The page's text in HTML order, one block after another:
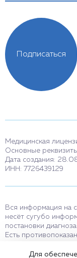
Подписаться
Медицинская
Основные
Дата создания:
ИНН: 7726439129
Вся информация на
несёт сугубо
постановки
Есть
мессенджерам и в
Для